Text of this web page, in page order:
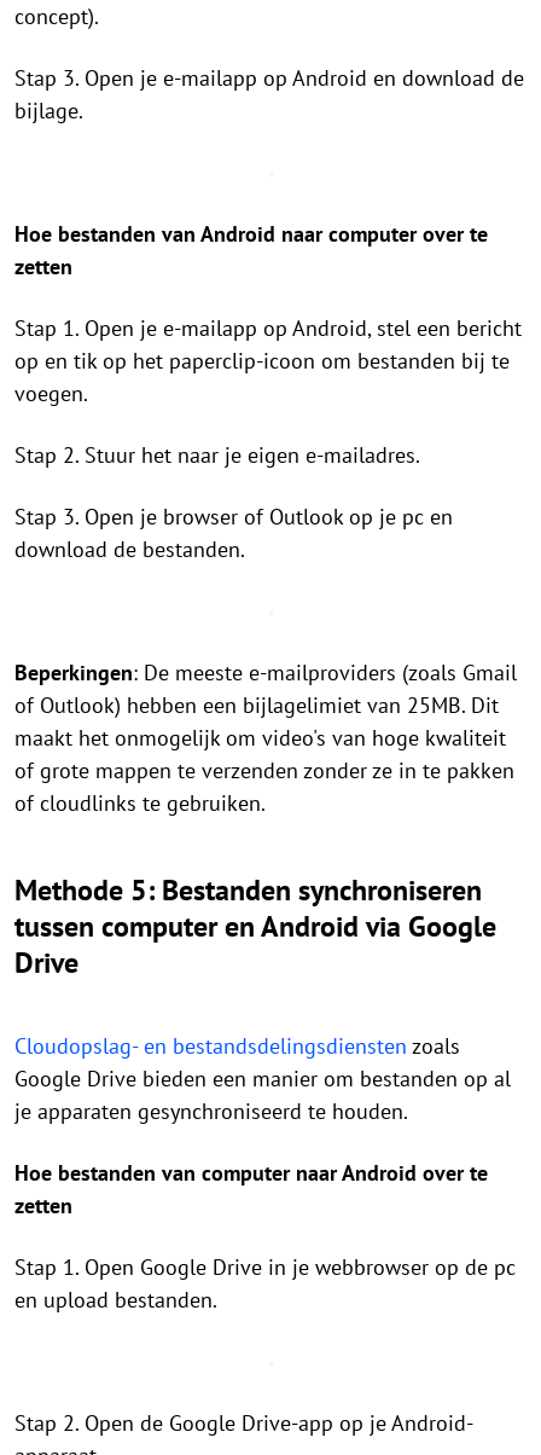
concept).
Stap 3. Open je e-mailapp op Android en download de
bijlage.
Hoe bestanden van Android naar computer over te
zetten
Stap 1. Open je e-mailapp op Android, stel een bericht
op en tik op het paperclip-icoon om bestanden bij te
voegen.
Stap 2. Stuur het naar je eigen e-mailadres.
Stap 3. Open je browser of Outlook op je pc en
download de bestanden.
Beperkingen: De meeste e-mailproviders (zoals Gmail
of Outlook) hebben een bijlagelimiet van 25MB. Dit
maakt het onmogelijk om video's van hoge kwaliteit
of grote mappen te verzenden zonder ze in te pakken
of cloudlinks te gebruiken.
Methode 5: Bestanden synchroniseren
tussen computer en Android via Google
Drive
Cloudopslag- en bestandsdelingsdiensten zoals
Google Drive bieden een manier om bestanden op al
je apparaten gesynchroniseerd te houden.
Hoe bestanden van computer naar Android over te
zetten
Stap 1. Open Google Drive in je webbrowser op de pc
en upload bestanden.
Stap 2. Open de Google Drive-app op je Android-